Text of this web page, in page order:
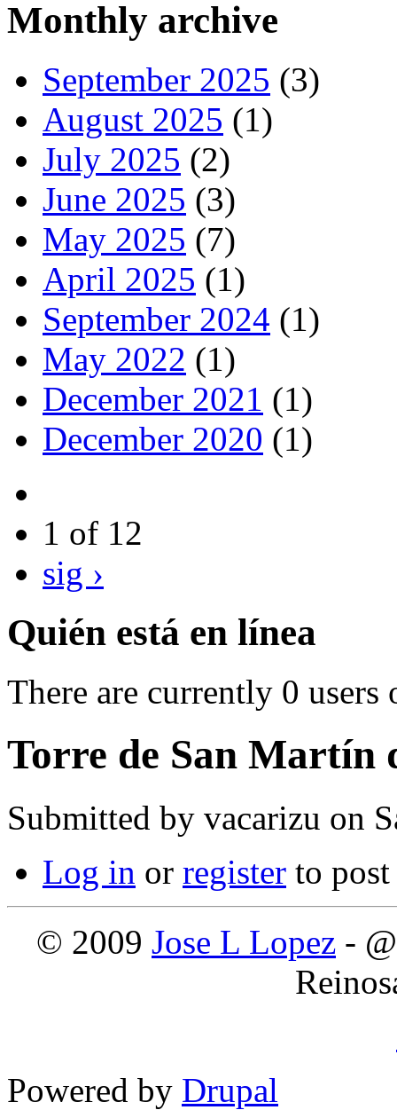
Monthly archive
September 2025 (3)
August 2025 (1)
July 2025 (2)
June 2025 (3)
May 2025 (7)
April 2025 (1)
September 2024 (1)
May 2022 (1)
December 2021 (1)
December 2020 (1)
1 of 12
sig ›
Quién está en línea
There are currently 0 users
Torre de San Martín
Submitted by vacarizu on
Log in or register to
© 2009 Jose L Lopez -
Powered by Drupal